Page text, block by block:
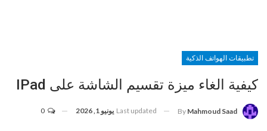
تطبيقات الهواتف الذكية
كيفية الغاء ميزة تقسيم الشاشة على IPad
By Mahmoud Saad
Last updated يونيو 1, 2026